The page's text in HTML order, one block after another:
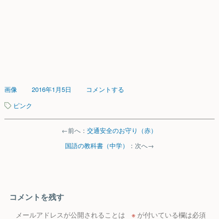
画像 2016年1月5日
コメントする
ピンク
←前へ：交通安全のお守り（赤）
国語の教科書（中学）
：次へ→
コメントを残す
メールアドレスが公開されることは ※が付いている欄は必須